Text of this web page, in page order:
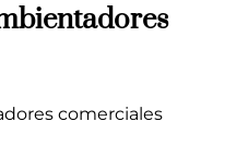
comerciales